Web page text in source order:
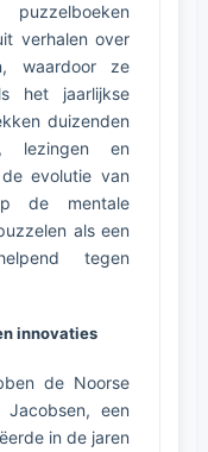
verhalen over
waardoor ze
het jaarlijkse
duizenden
lezingen en
evolutie van
de mentale
als een
tegen
innovaties
de Noorse
een
in de jaren